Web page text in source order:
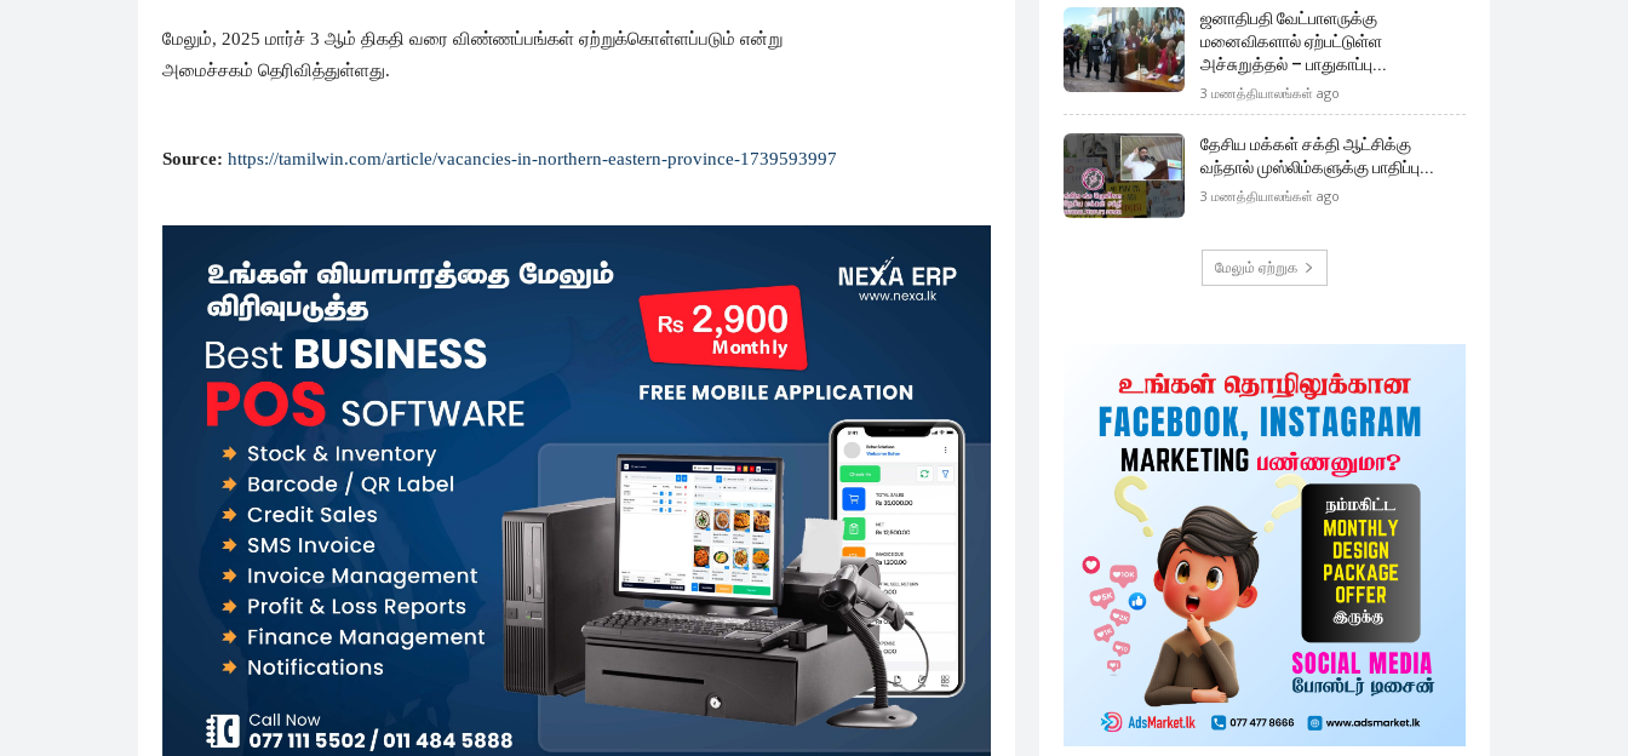
மேலும், 2025 மார்ச் 3 ஆம் திகதி வரை விண்ணப்பங்கள் ஏற்றுக்கொள்ளப்படும் என்று
அமைச்சகம் தெரிவித்துள்ளது.
Source: https://tamilwin.com/article/vacancies-in-northern-eastern-province-1739593997
ஜனாதிபதி வேட்பாளருக்கு
மனைவிகளால் ஏற்பட்டுள்ள
அச்சுறுத்தல் – பாதுகாப்பு...
3 மணத்தியாலங்கள் ago
தேசிய மக்கள் சக்தி ஆட்சிக்கு
வந்தால் முஸ்லிம்களுக்கு பாதிப்பு...
3 மணத்தியாலங்கள் ago
மேலும் ஏற்றுக